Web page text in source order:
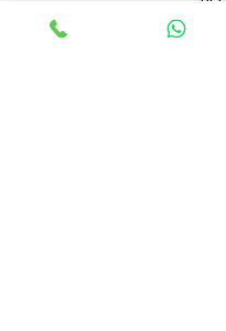
והאבזור הנדרשים לחללים